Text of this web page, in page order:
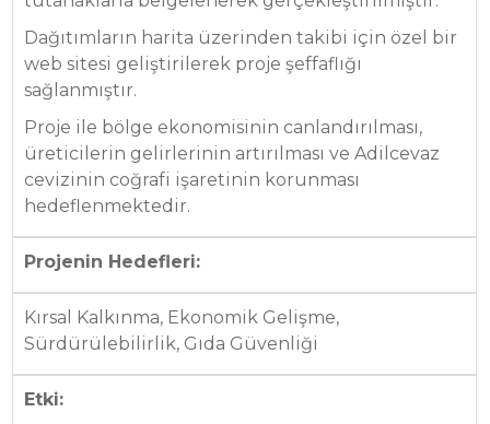
Dağıtımların harita üzerinden takibi için özel bir
web sitesi geliştirilerek proje şeffaflığı
sağlanmıştır.
Proje ile bölge ekonomisinin canlandırılması,
üreticilerin gelirlerinin artırılması ve Adilcevaz
cevizinin coğrafi işaretinin korunması
hedeflenmektedir.
Projenin Hedefleri:
Kırsal Kalkınma, Ekonomik Gelişme,
Sürdürülebilirlik, Gıda Güvenliği
Etki: